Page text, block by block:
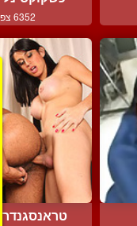
6352 צפיות